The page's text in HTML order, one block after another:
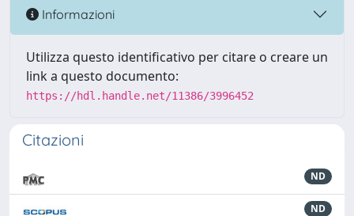
Informazioni
Utilizza questo identificativo per citare o creare un
link a questo documento:
https://hdl.handle.net/11386/3996452
Citazioni
ND
ND